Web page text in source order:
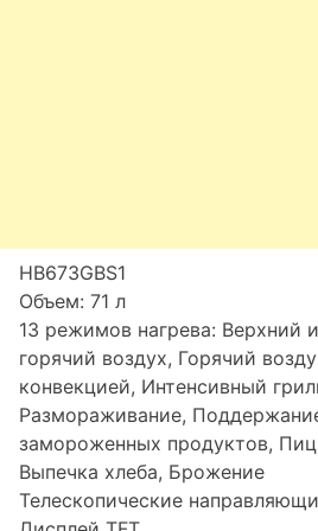
HB673GBS1
Объем: 71 л
13 режимов нагрева: Верхний
горячий воздух, Горячий
конвекцией, Интенсивный
Размораживание,
замороженных продуктов,
Выпечка хлеба, Брожение
Телескопические